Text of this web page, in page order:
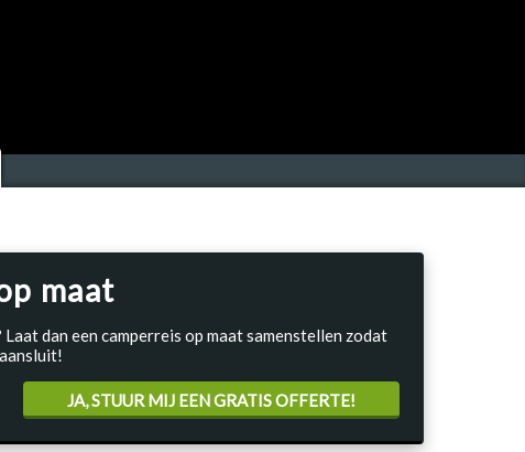
maat
dan een camperreis op maat samenstellen zodat
JA, STUUR MIJ EEN GRATIS OFFERTE!